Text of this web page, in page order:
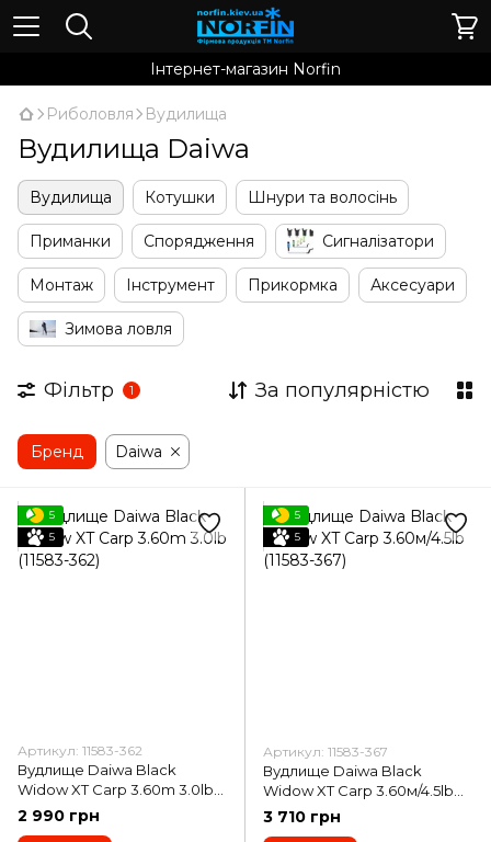
Інтернет-магазин Norfin
Риболовля Вудилища
Вудилища Daiwa
Вудилища Котушки Шнури та волосінь
Приманки Спорядження Сигналізатори
Монтаж Інструмент Прикормка Аксесуари
Зимова ловля
Фільтр 1 За популярністю
Бренд Daiwa
5
5
Артикул: 11583-362
Вудлище Daiwa Black
Widow XT Carp 3.60m 3.0lb
(11583-362)
2 990 грн
5
5
Артикул: 11583-367
Вудлище Daiwa Black
Widow XT Carp 3.60м/4.5lb
(11583-367)
3 710 грн